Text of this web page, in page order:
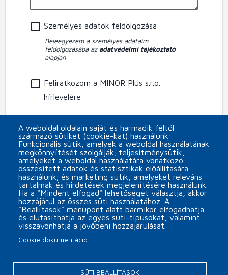
Személyes adatok feldolgozása
Beleegyezem a személyes adataim
feldolgozásába az adatvédelmi tájékoztató
alapján
Feliratkozom a MINOR Plus s.r.o.
hírlevelére
CAPTCHA
A weboldal oldalain saját és harmadik féltől
származó sütiket (cookie-kat) használunk:
Funkcionális sütik, amelyek a weboldal használatának
megkönnyítését szolgálják; teljesítménysütik,
amelyeket a weboldal használatára vonatkozó
összesített adatok és statisztikák előállítására
használunk; és marketing sütik, amelyeket releváns
tartalmak és hirdetések megjelenítésére használunk.
Ha a "Mindent elfogad" lehetőséget választja, akkor
hozzájárul az összes süti használatához. A
"Beállítások" menüpont alatt bármikor elfogadhatja
és elutasíthatja az egyes süti-típusokat, valamint
visszavonhatja a jövőbeni hozzájárulását.
Cookie dokumentáció
SÜTI BEÁLLÍTÁSOK
PätaCookie beállítások Kapcsolat